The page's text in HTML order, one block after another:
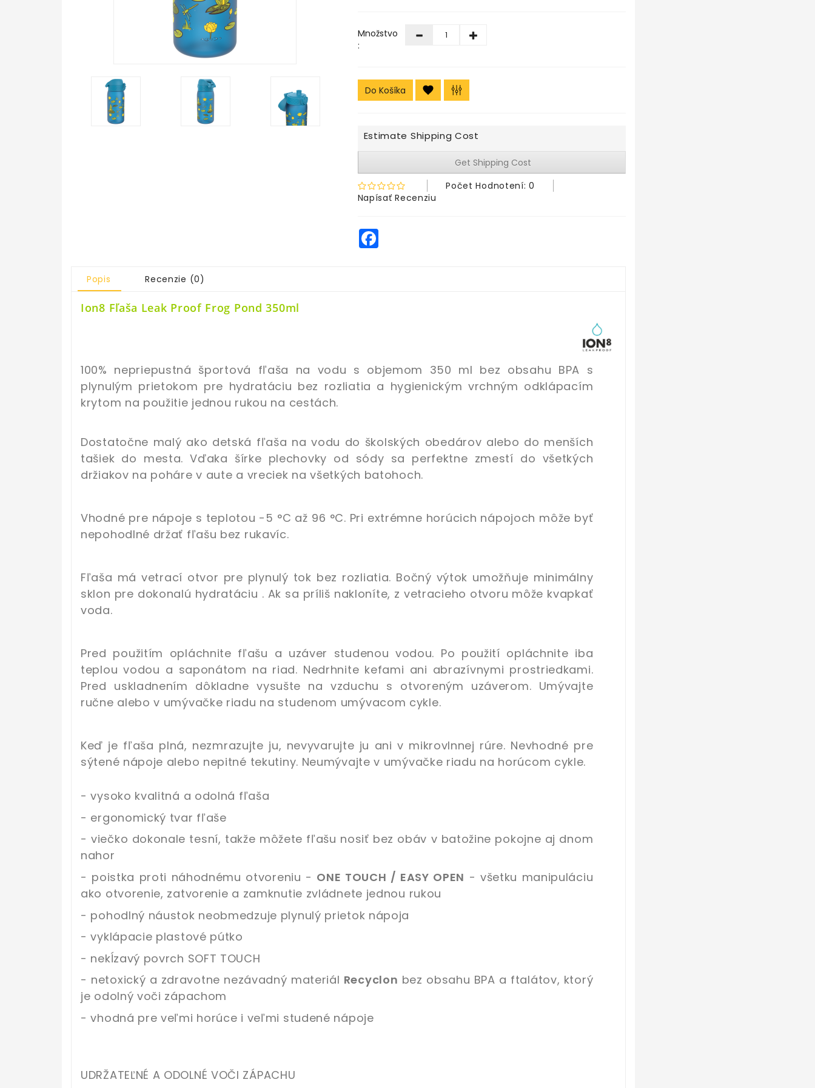
Množstvo
:
Do Košíka
Estimate Shipping Cost
Get Shipping Cost
Počet Hodnotení: 0
Napísať Recenziu
Facebook
Popis Recenzie (0)
Ion8 Fľaša Leak Proof Frog Pond 350ml
100% nepriepustná športová fľaša na vodu s objemom 350 ml bez obsahu BPA s
plynulým prietokom pre hydratáciu bez rozliatia a hygienickým vrchným odklápacím
krytom na použitie jednou rukou na cestách.
Dostatočne malý ako detská fľaša na vodu do školských obedárov alebo do menších
tašiek do mesta. Vďaka šírke plechovky od sódy sa perfektne zmestí do všetkých
držiakov na poháre v aute a vreciek na všetkých batohoch.
Vhodné pre nápoje s teplotou -5 °C až 96 °C. Pri extrémne horúcich nápojoch môže byť
nepohodlné držať fľašu bez rukavíc.
Fľaša má vetrací otvor pre plynulý tok bez rozliatia. Bočný výtok umožňuje minimálny
sklon pre dokonalú hydratáciu . Ak sa príliš nakloníte, z vetracieho otvoru môže kvapkať
voda.
Pred použitím opláchnite fľašu a uzáver studenou vodou. Po použití opláchnite iba
teplou vodou a saponátom na riad. Nedrhnite kefami ani abrazívnymi prostriedkami.
Pred uskladnením dôkladne vysušte na vzduchu s otvoreným uzáverom. Umývajte
ručne alebo v umývačke riadu na studenom umývacom cykle.
Keď je fľaša plná, nezmrazujte ju, nevyvarujte ju ani v mikrovlnnej rúre. Nevhodné pre
sýtené nápoje alebo nepitné tekutiny. Neumývajte v umývačke riadu na horúcom cykle.
- vysoko kvalitná a odolná fľaša
- ergonomický tvar fľaše
- viečko dokonale tesní, takže môžete fľašu nosiť bez obáv v batožine pokojne aj dnom
nahor
- poistka proti náhodnému otvoreniu - ONE TOUCH / EASY OPEN - všetku manipuláciu
ako otvorenie, zatvorenie a zamknutie zvládnete jednou rukou
- pohodlný náustok neobmedzuje plynulý prietok nápoja
- vyklápacie plastové pútko
- nekĺzavý povrch SOFT TOUCH
- netoxický a zdravotne nezávadný materiál Recyclon bez obsahu BPA a ftalátov, ktorý
je odolný voči zápachom
- vhodná pre veľmi horúce i veľmi studené nápoje
UDRŽATEĽNÉ A ODOLNÉ VOČI ZÁPACHU